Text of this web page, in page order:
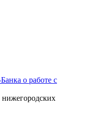
о работе с